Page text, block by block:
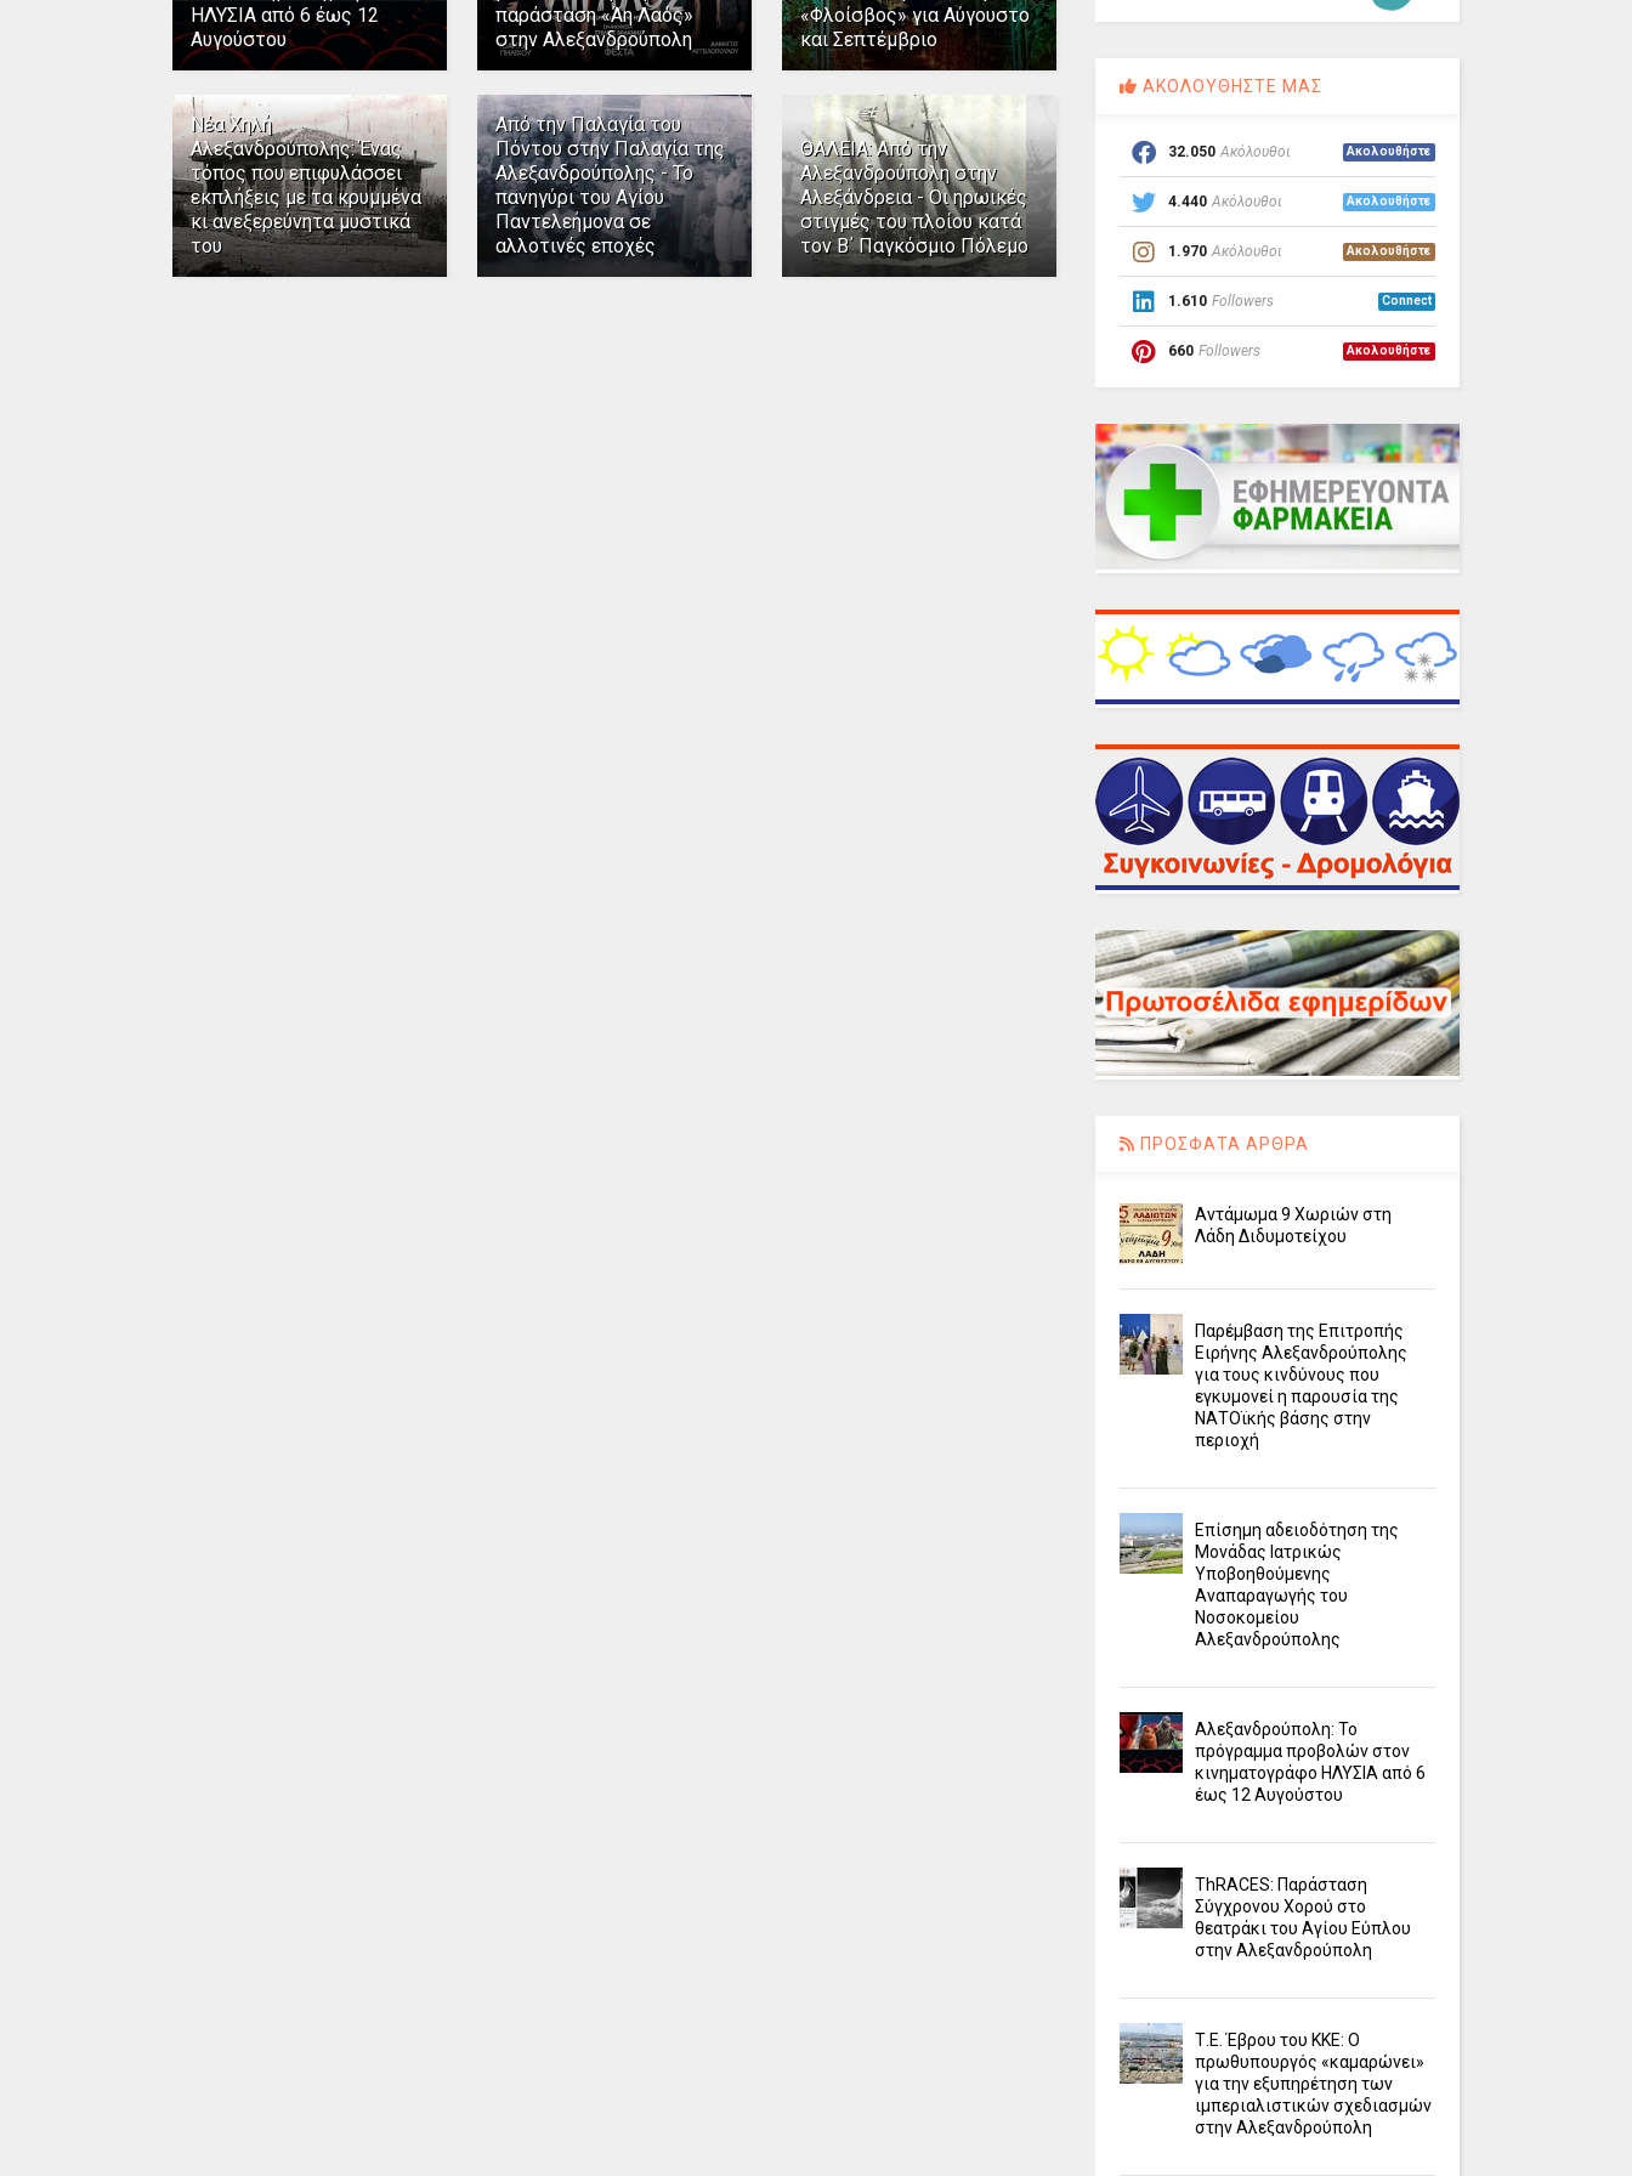
ΗΛΥΣΙΑ από 6 έως 12
Αυγούστου
παράσταση «Άη Λαός»
στην Αλεξανδρούπολη
«Φλοίσβος» για Αύγουστο
και Σεπτέμβριο
Νέα Χηλή
Αλεξανδρούπολης: Ένας
τόπος που επιφυλάσσει
εκπλήξεις με τα κρυμμένα
κι ανεξερεύνητα μυστικά
του
Από την Παλαγία του
Πόντου στην Παλαγία της
Αλεξανδρούπολης - Το
πανηγύρι του Αγίου
Παντελεήμονα σε
αλλοτινές εποχές
ΘΑΛΕΙΑ: Από την
Αλεξανδρούπολη στην
Αλεξάνδρεια - Οι ηρωικές
στιγμές του πλοίου κατά
τον Β΄ Παγκόσμιο Πόλεμο
ΑΚΟΛΟΥΘΗΣΤΕ ΜΑΣ
32.050 Ακόλουθοι Ακολουθήστε
4.440 Ακόλουθοι Ακολουθήστε
1.970 Ακόλουθοι Ακολουθήστε
1.610 Followers Connect
660 Followers Ακολουθήστε
ΠΡΟΣΦΑΤΑ ΑΡΘΡΑ
Αντάμωμα 9 Χωριών στη
Λάδη Διδυμοτείχου
Παρέμβαση της Επιτροπής
Ειρήνης Αλεξανδρούπολης
για τους κινδύνους που
εγκυμονεί η παρουσία της
ΝΑΤΟϊκής βάσης στην
περιοχή
Επίσημη αδειοδότηση της
Μονάδας Ιατρικώς
Υποβοηθούμενης
Αναπαραγωγής του
Νοσοκομείου
Αλεξανδρούπολης
Αλεξανδρούπολη: Το
πρόγραμμα προβολών στον
κινηματογράφο ΗΛΥΣΙΑ από 6
έως 12 Αυγούστου
ΤhRACES: Παράσταση
Σύγχρονου Χορού στο
θεατράκι του Αγίου Εύπλου
στην Αλεξανδρούπολη
Τ.Ε. Έβρου του ΚΚΕ: Ο
πρωθυπουργός «καμαρώνει»
για την εξυπηρέτηση των
ιμπεριαλιστικών σχεδιασμών
στην Αλεξανδρούπολη